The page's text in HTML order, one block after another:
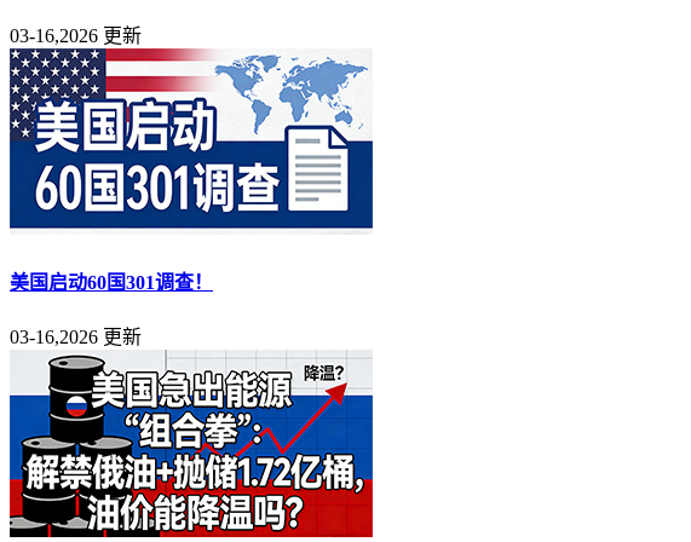
03-16,2026 更新
美国启动60国301调查！
03-16,2026 更新